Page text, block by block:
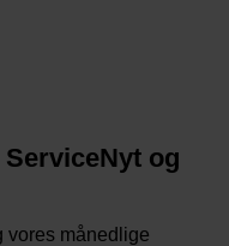
og
vores månedlige